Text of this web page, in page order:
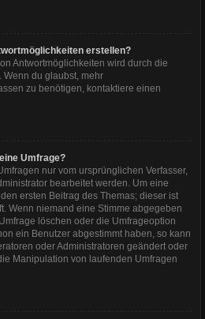
erstellen?
Antwortmöglichkeiten wird durch die
Wenn du glaubst, mehr
zu benötigen, kontaktiere einen
Umfrage?
nur vom ursprünglichen Verfasser,
bearbeitet werden. Um eine
ersten Beitrag des Themas; dieser ist
Wenn niemand eine Stimme abgegeben
löschen oder die Umfrageoption
ein Benutzer abgestimmt haben, so kann
oder Administratoren geändert oder
Manipulation von laufenden Umfragen